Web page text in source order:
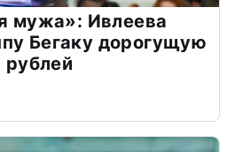
мужа»: Ивлеева
Бегаку дорогущую
рублей